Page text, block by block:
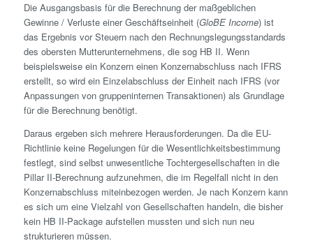
Die Ausgangsbasis für die Berechnung der maßgeblichen
Gewinne / Verluste einer Geschäftseinheit (GloBE Income) ist
das Ergebnis vor Steuern nach den Rechnungslegungsstandards
des obersten Mutter­unternehmens, die sog HB II. Wenn
beispielsweise ein Konzern einen Konzernabschluss nach IFRS
erstellt, so wird ein Einzelabschluss der Einheit nach IFRS (vor
Anpassungen von gruppeninternen Transaktionen) als Grundlage
für die Berechnung benötigt.
Daraus ergeben sich mehrere Herausforderungen. Da die EU-
Richtlinie keine Regelungen für die Wesentlichkeitsbestimmung
festlegt, sind selbst unwesentliche Tochter­gesellschaften in die
Pillar II-Berechnung aufzunehmen, die im Regelfall nicht in den
Konzernabschluss miteinbezogen werden. Je nach Konzern kann
es sich um eine Vielzahl von Gesellschaften handeln, die bisher
kein HB II-Package aufstellen mussten und sich nun neu
strukturieren müssen.